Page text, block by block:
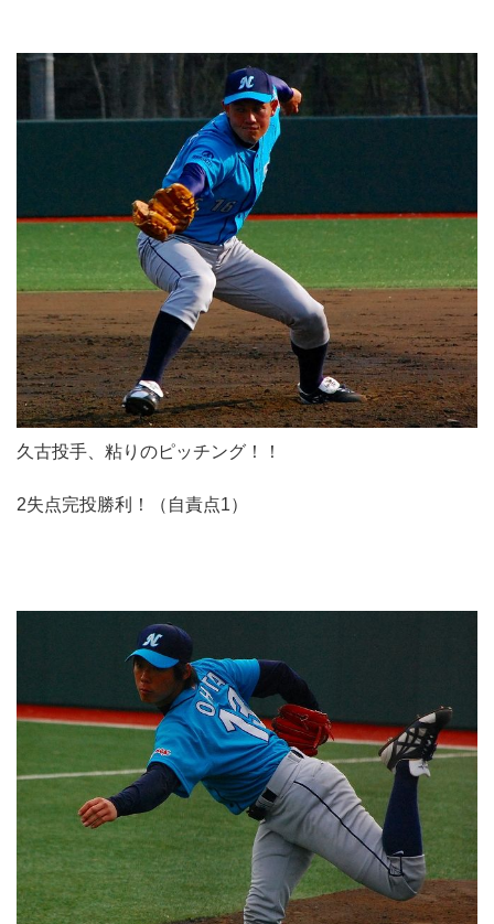
久古投手、粘りのピッチング！！
2失点完投勝利！（自責点1）